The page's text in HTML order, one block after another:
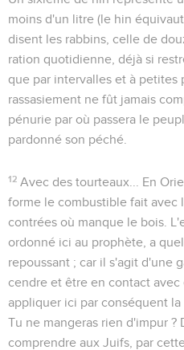
moins d'un litre (le hin
disent les rabbins, celle de
ration quotidienne, déjà si
que par intervalles et à petites
rassasiement ne fût jamais
pénurie par où passera le
pardonné son péché.
12 Avec des tourteaux...
En
forme le combustible fait avec
contrées où manque le bois.
ordonné ici au prophète, a
repoussant ; car il s'agit d'une
cendre et être en contact
appliquer ici par conséquent la
Tu ne mangeras rien d'impur ?
comprendre aux Juifs, par